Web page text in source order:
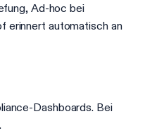
Ad-hoc bei
erinnert automatisch an
Dashboards. Bei